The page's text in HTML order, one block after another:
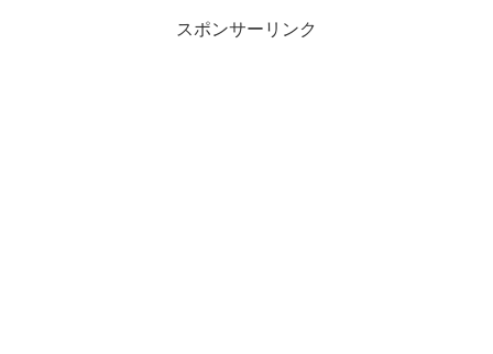
スポンサーリンク